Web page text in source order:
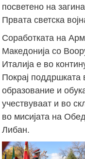
посветено на
Првата светска
Соработката на
Македонија со
Италија е во
Покрај поддршката
образование и
учествуваат и во
во мисијата на
Либан.